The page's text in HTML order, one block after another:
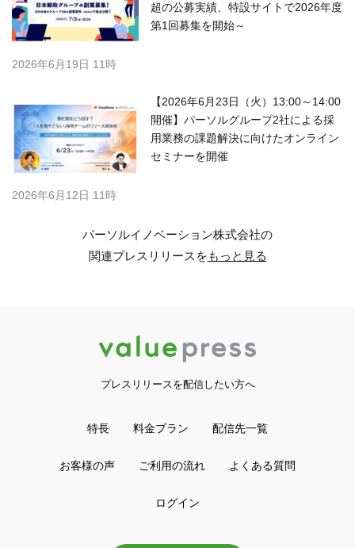
超の公募実績、特設サイトで2026年度
第1回募集を開始～
2026年6月19日 11時
【2026年6月23日（火）13:00～14:00
開催】パーソルグループ2社による採
用業務の課題解決に向けたオンライン
セミナーを開催
2026年6月12日 11時
パーソルイノベーション株式会社の
関連プレスリリースをもっと見る
プレスリリースを配信したい方へ
特長 料金プラン 配信先一覧
お客様の声 ご利用の流れ よくある質問
ログイン